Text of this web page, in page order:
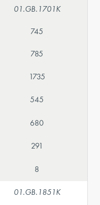
01.GB.1701K
745
785
1735
545
680
291
8
01.GB.1851K